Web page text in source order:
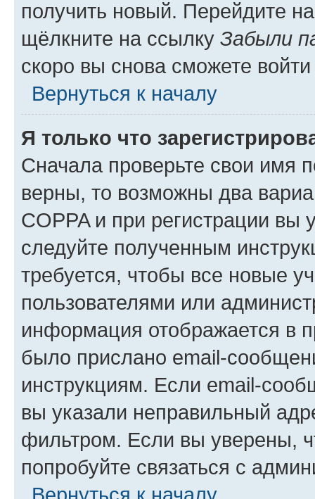
получить новый. Перейдите
щёлкните на ссылку Забыли
скоро вы снова сможете
Вернуться к началу
Я только что
Сначала проверьте свои имя
верны, то возможны два
COPPA и при регистрации вы
следуйте полученным
требуется, чтобы все новые
пользователями или
информация отображается в
было прислано email-
инструкциям. Если email-
вы указали неправильный
фильтром. Если вы уверены,
попробуйте связаться с
Вернуться к началу